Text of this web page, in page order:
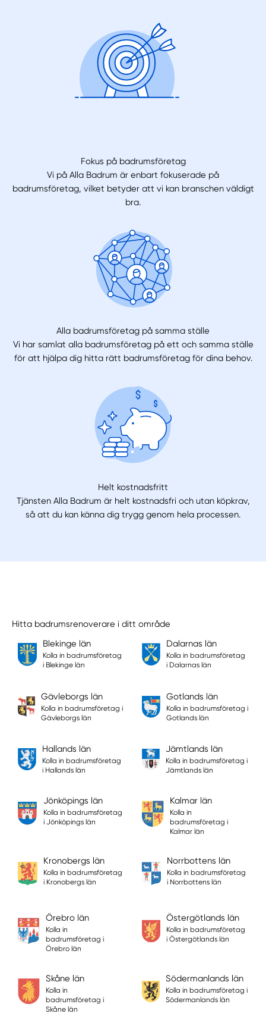
Fokus på badrumsföretag
Vi på Alla Badrum är enbart fokuserade på
badrumsföretag, vilket betyder att vi kan branschen väldigt
bra.
Alla badrumsföretag på samma ställe
Vi har samlat alla badrumsföretag på ett och samma ställe
för att hjälpa dig hitta rätt badrumsföretag för dina behov.
Helt kostnadsfritt
Tjänsten Alla Badrum är helt kostnadsfri och utan köpkrav,
så att du kan känna dig trygg genom hela processen.
Hitta badrumsrenoverare i ditt område
Blekinge län
Kolla in badrumsföretag
i Blekinge län
Dalarnas län
Kolla in badrumsföretag
i Dalarnas län
Gävleborgs län
Kolla in badrumsföretag i
Gävleborgs län
Gotlands län
Kolla in badrumsföretag i
Gotlands län
Hallands län
Kolla in badrumsföretag
i Hallands län
Jämtlands län
Kolla in badrumsföretag i
Jämtlands län
Jönköpings län
Kolla in badrumsföretag
i Jönköpings län
Kalmar län
Kolla in
badrumsföretag i
Kalmar län
Kronobergs län
Kolla in badrumsföretag
i Kronobergs län
Norrbottens län
Kolla in badrumsföretag
i Norrbottens län
Örebro län
Kolla in
badrumsföretag i
Örebro län
Östergötlands län
Kolla in badrumsföretag
i Östergötlands län
Skåne län
Kolla in
badrumsföretag i
Skåne län
Södermanlands län
Kolla in badrumsföretag i
Södermanlands län